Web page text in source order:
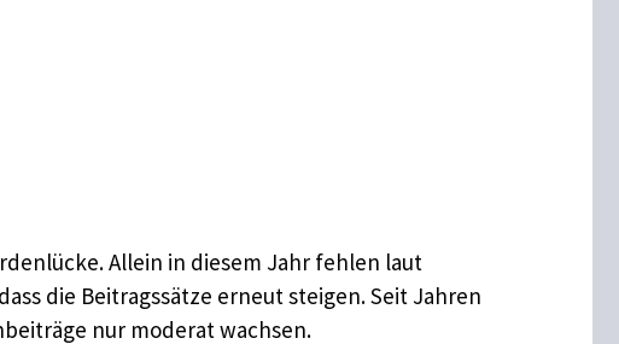
Allein in diesem Jahr fehlen laut
die Beitragssätze erneut steigen. Seit Jahren
nur moderat wachsen.